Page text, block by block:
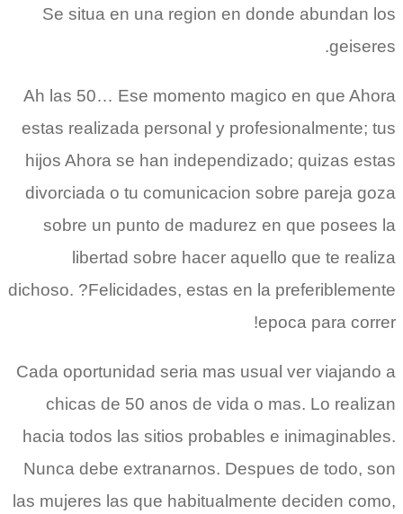
Se situa en una region en donde abundan los
geiseres.
Ah las 50… Ese momento magico en que Ahora
estas realizada personal y profesionalmente; tus
hijos Ahora se han independizado; quizas estas
divorciada o tu comunicacion sobre pareja goza
sobre un punto de madurez en que posees la
libertad sobre hacer aquello que te realiza
dichoso. ?Felicidades, estas en la preferiblemente
epoca para correr!
Cada oportunidad seri­a mas usual ver viajando a
chicas de 50 anos de vida o mas. Lo realizan
hacia todos las sitios probables e inimaginables.
Nunca debe extranarnos. Despues de todo, son
las mujeres las que habitualmente deciden como,